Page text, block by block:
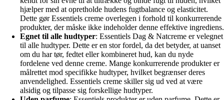
hjælper med at opretholde hudens fugtbalance og elasticitet.
Dette gør Essentiels creme overlegen i forhold til konkurrerende
produkter, der måske ikke indeholder denne effektive ingrediens.
Egnet til alle hudtyper: Essentiels Dag & Natcreme er velegnet
til alle hudtyper. Dette er en stor fordel, da det betyder, at uanset
om du har tør, fedtet eller kombineret hud, kan du nyde
fordelene ved denne creme. Mange konkurrerende produkter er
målrettet mod specifikke hudtyper, hvilket begrænser deres
anvendelighed. Essentiels creme skiller sig ud ved at være
alsidig og tilpasse sig forskellige hudtyper.